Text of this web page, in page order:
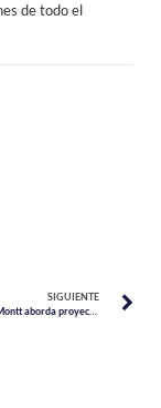
de todo el
SIGUIENTE
Alcalde de Puerto Montt aborda proyectos de infraestructura con embajador de Estados Unidos